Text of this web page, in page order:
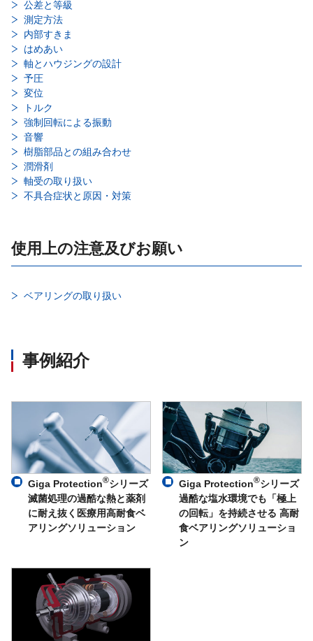
公差と等級
測定方法
内部すきま
はめあい
軸とハウジングの設計
予圧
変位
トルク
強制回転による振動
音響
樹脂部品との組み合わせ
潤滑剤
軸受の取り扱い
不具合症状と原因・対策
使用上の注意及びお願い
ベアリングの取り扱い
事例紹介
Giga Protection®シリーズ
滅菌処理の過酷な熱と薬剤
に耐え抜く医療用高耐食ベ
アリングソリューション
Giga Protection®シリーズ
過酷な塩水環境でも「極上
の回転」を持続させる 高耐
食ベアリングソリューショ
ン